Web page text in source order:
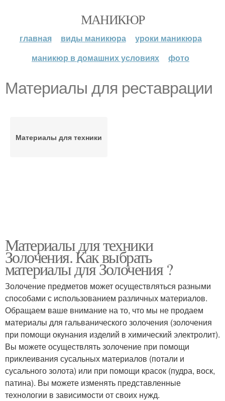
МАНИКЮР
главная виды маникюра
уроки маникюра
маникюр в домашних условиях
фото
Материалы для реставрации
Материалы для техники
Материалы для техники
Золочения. Как выбрать
материалы для Золочения ?
Золочение предметов может осуществляться разными
способами с использованием различных материалов.
Обращаем ваше внимание на то, что мы не продаем
материалы для гальванического золочения (золочения
при помощи окунания изделий в химический электролит).
Вы можете осуществлять золочение при помощи
приклеивания сусальных материалов (потали и
сусального золота) или при помощи красок (пудра, воск,
патина). Вы можете изменять представленные
технологии в зависимости от своих нужд.